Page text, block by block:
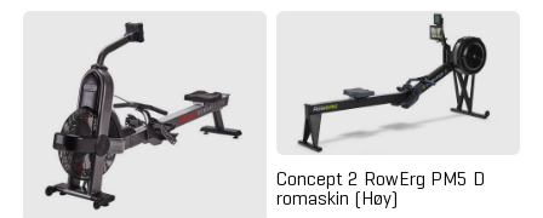
Concept 2 RowErg PM5 D
romaskin (Høy)